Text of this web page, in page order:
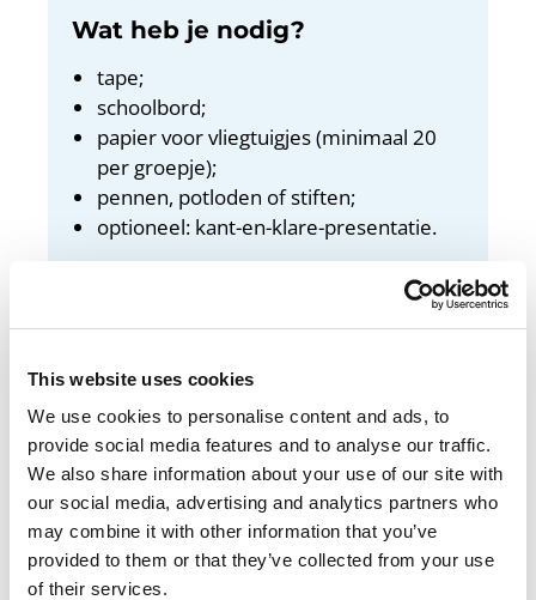
This website uses cookies
We use cookies to personalise content and ads, to
provide social media features and to analyse our traffic.
We also share information about your use of our site with
our social media, advertising and analytics partners who
may combine it with other information that you’ve
provided to them or that they’ve collected from your use
of their services.
Wat heb je nodig?
tape;
schoolbord;
papier voor vliegtuigjes (minimaal 20
per groepje);
pennen, potloden of stiften;
optioneel: kant-en-klare-presentatie.
Bekijk de docentenhandleiding
In deze les ontdek je hoe belangrijk een
taakverdeling is. Dat is handig, want me teen
goede taakverdeling werk je makkelijker
samen.